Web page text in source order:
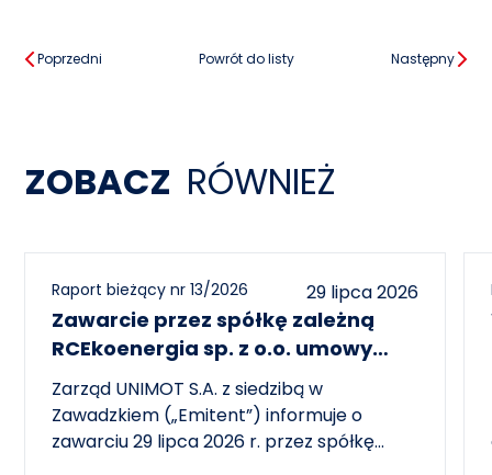
Poprzedni Powrót do listy Następny
ZOBACZ RÓWNIEŻ
Raport bieżący nr 13/2026 29 lipca 2026
Zawarcie przez spółkę zależną
RCEkoenergia sp. z o.o. umowy
wieloletniej na sprzedaż ciepła do
miasta Czechowice-Dziedzice
Zarząd UNIMOT S.A. z siedzibą w
Zawadzkiem („Emitent”) informuje o
zawarciu 29 lipca 2026 r. przez spółkę